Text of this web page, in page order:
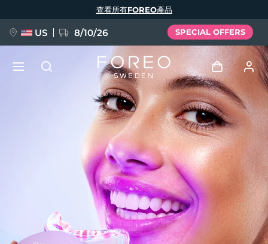
查看所有FOREO產品
US 8/10/26 SPECIAL OFFERS
登入
用戶信息
我的設備
我的訂單
我的地址
FAQ™ Pure Beauty-Tech Elixir
BREAKING NEWS
Deutsch
Español
Italiano
Português
Svenska
Русский
Türkçe
简体中文 繁體中文